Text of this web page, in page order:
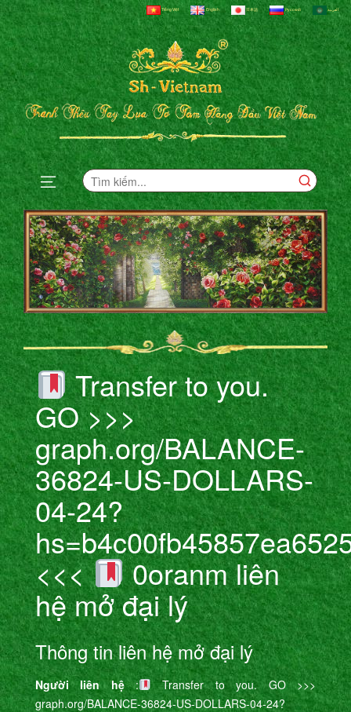
Tiếng Việt English 日本語 Русский العربية
Transfer to you.
GO >>>
graph.org/BALANCE-
36824-US-DOLLARS-
04-24?
<<< 0oranm liên
hệ mở đại lý
Thông tin liên hệ mở đại lý
Người liên hệ:
Transfer to you. GO >>>
graph.org/BALANCE-36824-US-DOLLARS-04-24?